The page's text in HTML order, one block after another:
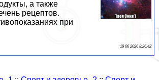
а также
рецептов.
при
19 06 2026 8:26:42